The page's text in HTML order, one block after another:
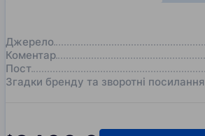
Джерело
Коментар
Пост
Згадки бренду та зворотні посилання